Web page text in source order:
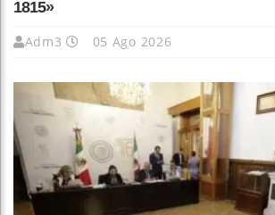
1815»
Adm3 05 Ago 2026